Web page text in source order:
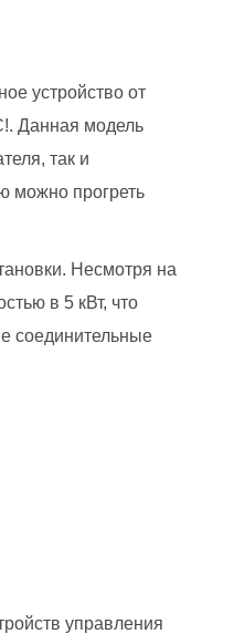
устройство от
Данная модель
так и
можно прогреть
Несмотря на
в 5 кВт, что
соединительные
управления